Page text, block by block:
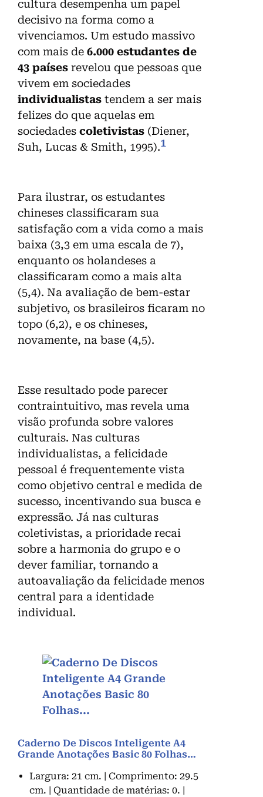
cultura desempenha um papel
decisivo na forma como a
vivenciamos. Um estudo massivo
com mais de 6.000 estudantes de
43 países revelou que pessoas que
vivem em sociedades
individualistas tendem a ser mais
felizes do que aquelas em
sociedades coletivistas (Diener,
Suh, Lucas & Smith, 1995).1
Para ilustrar, os estudantes
chineses classificaram sua
satisfação com a vida como a mais
baixa (3,3 em uma escala de 7),
enquanto os holandeses a
classificaram como a mais alta
(5,4). Na avaliação de bem-estar
subjetivo, os brasileiros ficaram no
topo (6,2), e os chineses,
novamente, na base (4,5).
Esse resultado pode parecer
contraintuitivo, mas revela uma
visão profunda sobre valores
culturais. Nas culturas
individualistas, a felicidade
pessoal é frequentemente vista
como objetivo central e medida de
sucesso, incentivando sua busca e
expressão. Já nas culturas
coletivistas, a prioridade recai
sobre a harmonia do grupo e o
dever familiar, tornando a
autoavaliação da felicidade menos
central para a identidade
individual.
Caderno De Discos Inteligente A4
Grande Anotações Basic 80 Folhas…
Largura: 21 cm. | Comprimento: 29.5
cm. | Quantidade de matérias: 0. |